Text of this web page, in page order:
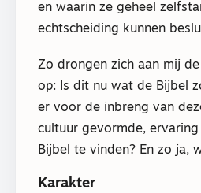
en waarin ze geheel
echtscheiding kunnen
Zo drongen zich aan mij
op: Is dit nu wat de Bijbel
er voor de inbreng van
cultuur gevormde,
Bijbel te vinden? En zo ja,
Karakter